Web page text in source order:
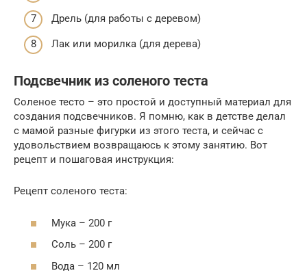
Дрель (для работы с деревом)
Лак или морилка (для дерева)
Подсвечник из соленого теста
Соленое тесто – это простой и доступный материал для
создания подсвечников. Я помню, как в детстве делал
с мамой разные фигурки из этого теста, и сейчас с
удовольствием возвращаюсь к этому занятию. Вот
рецепт и пошаговая инструкция:
Рецепт соленого теста:
Мука – 200 г
Соль – 200 г
Вода – 120 мл